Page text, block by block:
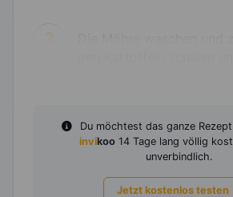
Du möchtest das ganze
invikoo 14 Tage lang völlig
unverbindlich.
Jetzt kostenlos testen